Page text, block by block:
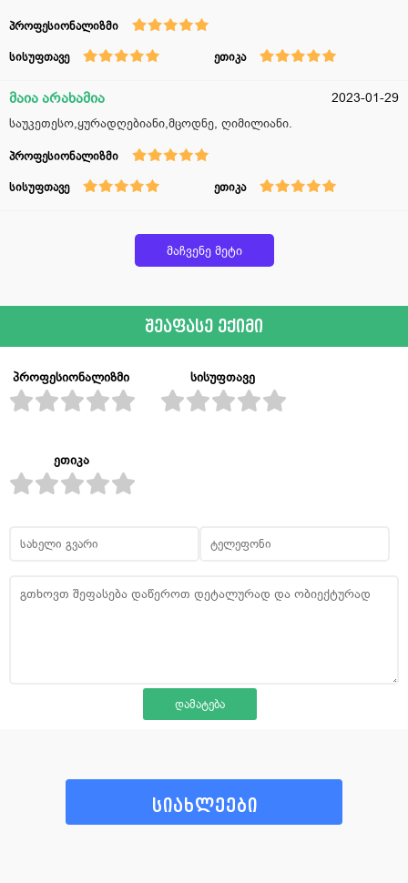
პროფესიონალიზმი
სისუფთავე ეთიკა
მაია არახამია
2023-01-29
საუკეთესო,ყურადღებიანი,მცოდნე, ღიმილიანი.
პროფესიონალიზმი
სისუფთავე ეთიკა
მაჩვენე მეტი
შეაფასე ექიმი
პროფესიონალიზმი სისუფთავე
ეთიკა
სიახლეები